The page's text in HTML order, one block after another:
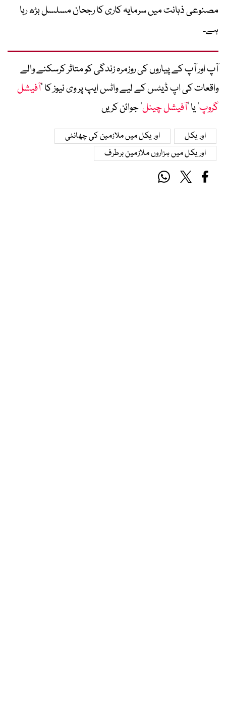
مصنوعی ذہانت میں سرمایہ کاری کا رجحان مسلسل بڑھ رہا
ہے۔
آپ اور آپ کے پیاروں کی روزمرہ زندگی کو متاثر کرسکنے والے
واقعات کی اپ ڈیٹس کے لیے واٹس ایپ پر وی نیوز کا ’آفیشل
گروپ‘ یا ’آفیشل چینل‘ جوائن کریں
اوریکل
اوریکل میں ملازمین کی چھانٹی
اوریکل میں ہزاروں ملازمین برطرف